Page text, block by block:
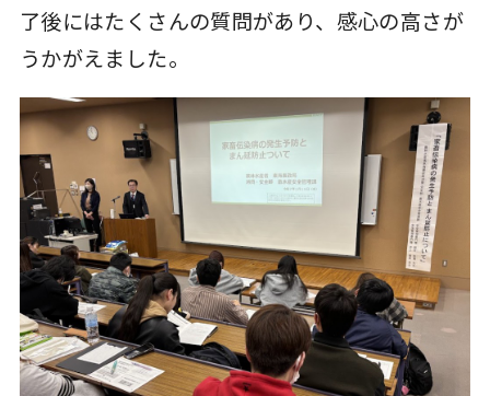
了後にはたくさんの質問があり、感心の高さが
うかがえました。